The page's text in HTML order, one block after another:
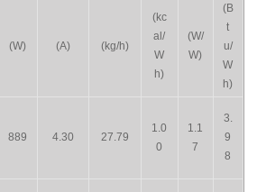
(W) (A) (kg/h)
(kc
al/
W
h)
(W/
W)
(B
t
u/
W
h)
889 4.30 27.79
1.0
0
1.1
7
3.
9
8